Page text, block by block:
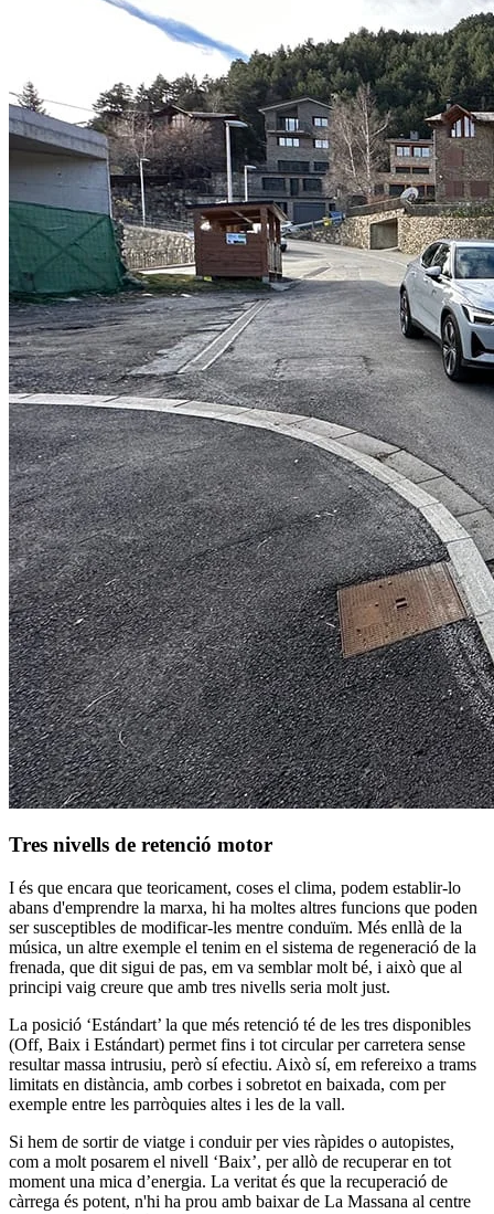
Tres nivells de retenció motor
I és que encara que teoricament, coses el clima, podem establir-lo
abans d'emprendre la marxa, hi ha moltes altres funcions que poden
ser susceptibles de modificar-les mentre conduïm. Més enllà de la
música, un altre exemple el tenim en el sistema de regeneració de la
frenada, que dit sigui de pas, em va semblar molt bé, i això que al
principi vaig creure que amb tres nivells seria molt just.
La posició ‘Estándart’ la que més retenció té de les tres disponibles
(Off, Baix i Estándart) permet fins i tot circular per carretera sense
resultar massa intrusiu, però sí efectiu. Això sí, em refereixo a trams
limitats en distància, amb corbes i sobretot en baixada, com per
exemple entre les parròquies altes i les de la vall.
Si hem de sortir de viatge i conduir per vies ràpides o autopistes,
com a molt posarem el nivell ‘Baix’, per allò de recuperar en tot
moment una mica d’energia. La veritat és que la recuperació de
càrrega és potent, n'hi ha prou amb baixar de La Massana al centre